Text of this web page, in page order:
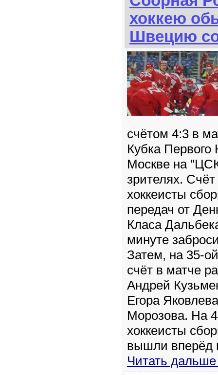
хоккею
Швецию
счётом 4:3 в
Кубка Первого
Москве на
зрителях.
хоккеисты
передач от
Класа
минуте
Затем, на 35-
счёт в матче
Андрей
Егора
Морозова. На
хоккеисты
вышли вперёд
Читать